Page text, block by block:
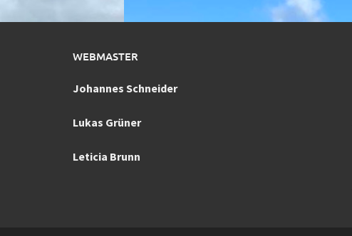
WEBMASTER
Johannes Schneider
Lukas Grüner
Leticia Brunn